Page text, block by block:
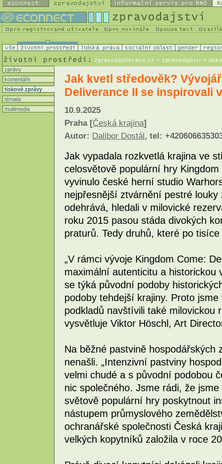
zpravodajstvi.ecn.cz > zpravodajství >
zprávy
komentáře
tiskové zprávy
témata
multimedia
Jak kvetl středověk?
Deliverance II se inspirovali
10.9.2025
Praha [Česká krajina]
Autor: Dalibor Dostál , tel:
Jak vypadala rozkvetlá krajina ve
celosvětově populární hry
vyvinulo české herní studio
nejpřesnější ztvárnění pestré
odehrává, hledali v milovické
roku 2015 pasou stáda divokých
praturů. Tedy druhů, které po
„V rámci vývoje Kingdom Come:
maximální autenticitu a
se týká původní podoby
podoby tehdejší krajiny. Proto
podkladů navštívili také milovickou
vysvětluje Viktor Höschl, Art
Na běžné pastvině
nenašli. „Intenzivní pastviny
velmi chudé a s původní podobou
nic společného. Jsme rádi, že
světově populární hry poskytnout
nástupem průmyslového
ochranářské společnosti Česká
velkých kopytníků založila v roce